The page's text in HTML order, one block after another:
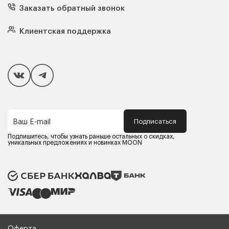
Кресла
Матрасы
Подушки
Чехлы и наматрасники
Покупателям
Способы оплаты
Компания MOON
Оферта
Политика конфиденциальности
Карьера в MOON
Заказать обратный звонок
Клиентская поддержка
Ваш E-mail Подписаться
Подпишитесь, чтобы узнать раньше остальных о скидках,
уникальных предложениях и новинках MOON